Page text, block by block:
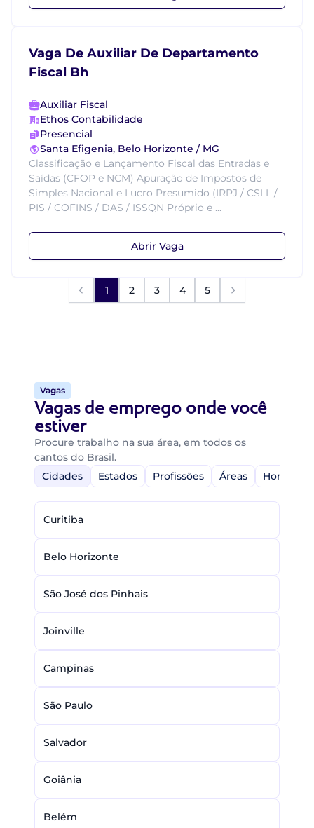
Vaga De Auxiliar De Departamento
Fiscal Bh
Auxiliar Fiscal
Ethos Contabilidade
Presencial
Santa Efigenia, Belo Horizonte / MG
Classificação e Lançamento Fiscal das Entradas e
Saídas (CFOP e NCM) Apuração de Impostos de
Simples Nacional e Lucro Presumido (IRPJ / CSLL /
PIS / COFINS / DAS / ISSQN Próprio e ...
Abrir Vaga
1 2 3 4 5
Vagas
Vagas de emprego onde você
estiver
Procure trabalho na sua área, em todos os
cantos do Brasil.
Cidades
Estados Profissões Áreas Home-
Curitiba
Belo Horizonte
São José dos Pinhais
Joinville
Campinas
São Paulo
Salvador
Goiânia
Belém